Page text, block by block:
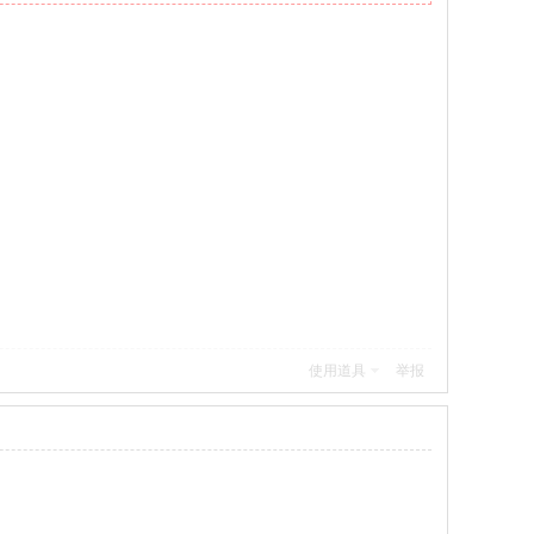
使用道具 举报